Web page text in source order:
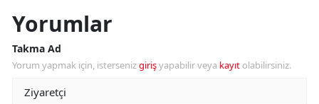
Yorumlar
Takma Ad
Yorum yapmak için, istersenizgirişyapabilir veya kayıt olabilirsiniz.